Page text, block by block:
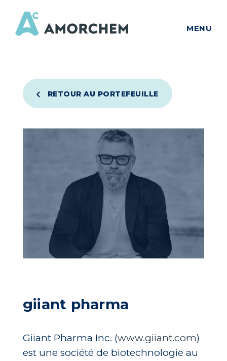
MENU
RETOUR AU PORTEFEUILLE
giiant pharma
Giiant Pharma Inc. (www.giiant.com)
est une société de biotechnologie au